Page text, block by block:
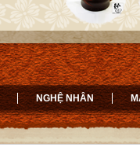
NGHỆ NHÂN